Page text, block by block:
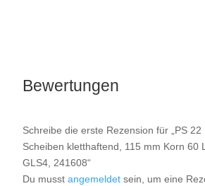
Bewertungen
Schreibe die erste Rezension für „PS 22
Scheiben kletthaftend, 115 mm Korn 60
GLS4, 241608“
Du musst angemeldetsein, um eine